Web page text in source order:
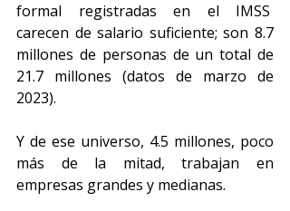
formal registradas en el IMSS
carecen de salario suficiente; son 8.7
millones de personas de un total de
21.7 millones (datos de marzo de
2023).
Y de ese universo, 4.5 millones, poco
más de la mitad, trabajan en
empresas grandes y medianas.